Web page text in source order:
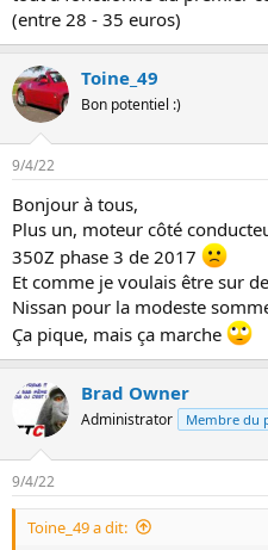
(entre 28 - 35 euros)
Toine_49
Bon potentiel :)
9/4/22
Bonjour à tous,
Plus un, moteur côté
350Z phase 3 de 2017
Et comme je voulais être sur
Nissan pour la modeste
Ça pique, mais ça marche
Brad Owner
Administrator Membre du
9/4/22
Toine_49 a dit: